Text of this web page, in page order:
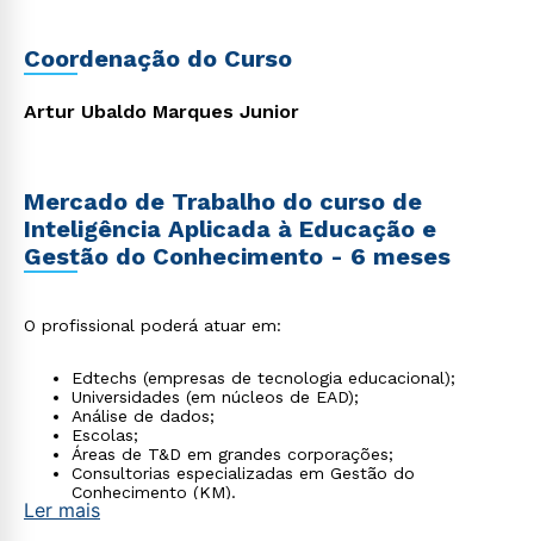
Coordenação do Curso
Artur Ubaldo Marques Junior
Mercado de Trabalho do curso de
Inteligência Aplicada à Educação e
Gestão do Conhecimento - 6 meses
O profissional poderá atuar em:
Edtechs (empresas de tecnologia educacional);
Universidades (em núcleos de EAD);
Análise de dados;
Escolas;
Áreas de T&D em grandes corporações;
Consultorias especializadas em Gestão do
Conhecimento (KM).
Ler mais